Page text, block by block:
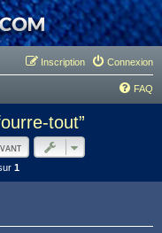
Connexion
Inscription
FAQ
tout”
1